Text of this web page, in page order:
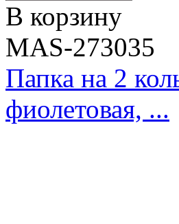
В корзину
MAS-273035
Папка на 2
фиолетовая, ...